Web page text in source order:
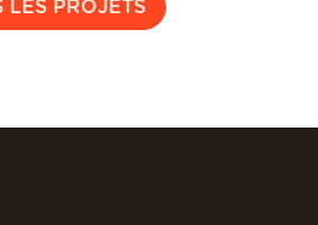
LES PROJETS